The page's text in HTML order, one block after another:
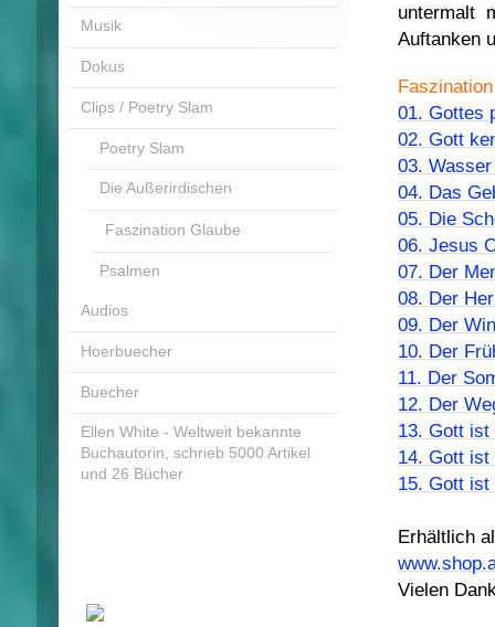
untermalt
Auftanken
01. Gottes
02. Gott
03.
04. Das
05. Die
06. Jesus
07. Der
08. Der
09. Der
10. Der
11. Der
12. Der
13. Gott ist
14. Gott ist
15. Gott ist
Erhältlich
Vielen
Musik
Dokus
Clips / Poetry Slam
Poetry Slam
Die Außerirdischen
Faszination Glaube
Psalmen
Audios
Hoerbuecher
Buecher
Ellen White - Weltweit bekannte
Buchautorin, schrieb 5000 Artikel
und 26 Bücher